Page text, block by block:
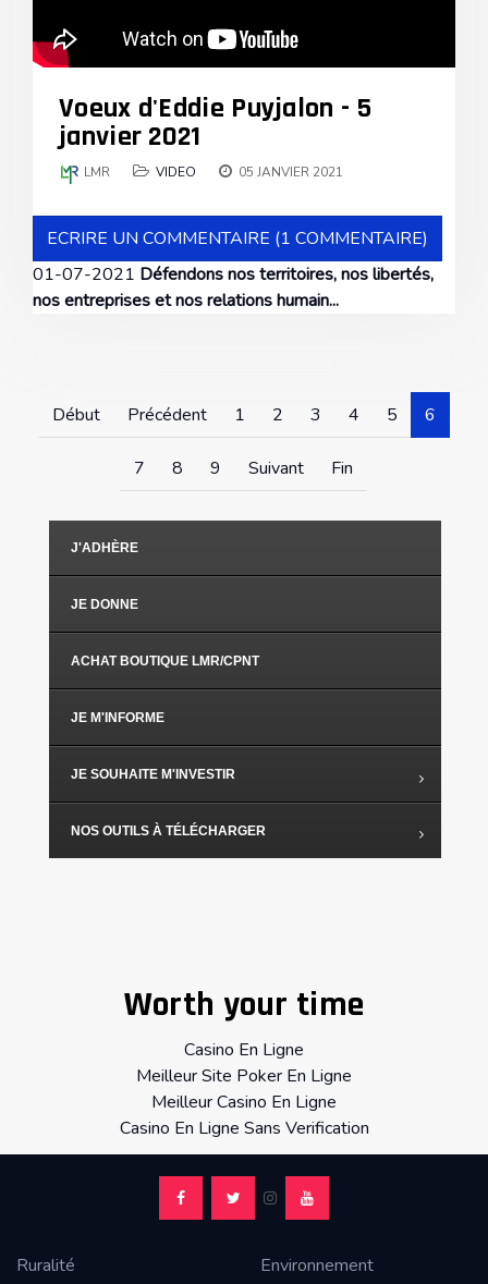
Voeux d'Eddie Puyjalon - 5
janvier 2021
LMR VIDEO 05 JANVIER 2021
ECRIRE UN COMMENTAIRE (1 COMMENTAIRE)
01-07-2021 Défendons nos territoires, nos libertés,
nos entreprises et nos relations humain...
Début Précédent 1 2 3 4 5 6
7 8 9 Suivant Fin
J'ADHÈRE
JE DONNE
ACHAT BOUTIQUE LMR/CPNT
JE M'INFORME
JE SOUHAITE M'INVESTIR
NOS OUTILS À TÉLÉCHARGER
Worth your time
Casino En Ligne
Meilleur Site Poker En Ligne
Meilleur Casino En Ligne
Casino En Ligne Sans Verification
Ruralité
Environnement